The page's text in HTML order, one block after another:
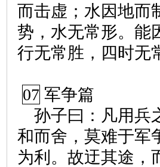
而击虚；水因地而
势，水无常形。能
行无常胜，四时无
07 军争篇
孙子曰：凡用兵
和而舍，莫难于军
为利。故迂其途，